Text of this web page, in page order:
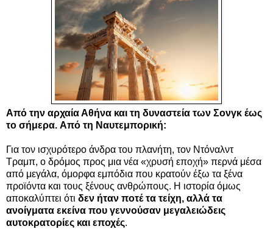
Από την αρχαία Αθήνα και τη δυναστεία των Σονγκ έως
το σήμερα. Από τη Ναυτεμπορική:
Για τον ισχυρότερο άνδρα του πλανήτη, τον Ντόναλντ
Τραμπ, ο δρόμος προς μια νέα «χρυσή εποχή» περνά μέσα
από μεγάλα, όμορφα εμπόδια που κρατούν έξω τα ξένα
προϊόντα και τους ξένους ανθρώπους. Η ιστορία όμως
αποκαλύπτει ότι δεν ήταν ποτέ τα τείχη, αλλά τα
ανοίγματα εκείνα που γεννούσαν μεγαλειώδεις
αυτοκρατορίες και εποχές.